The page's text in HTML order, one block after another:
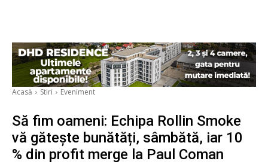
Acasă Stiri Eveniment
Să fim oameni: Echipa Rollin Smoke
vă gătește bunătăți, sâmbătă, iar 10
% din profit merge la Paul Coman